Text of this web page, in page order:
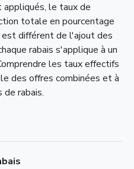
appliqués, le taux de
totale en pourcentage
est différent de l'ajout des
rabais s'applique à un
les taux effectifs
des offres combinées et à
de rabais.